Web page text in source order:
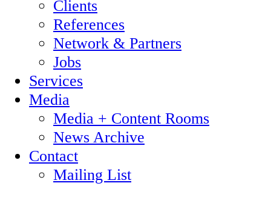
Clients
References
Network & Partners
Jobs
Services
Media
Media + Content Rooms
News Archive
Contact
Mailing List